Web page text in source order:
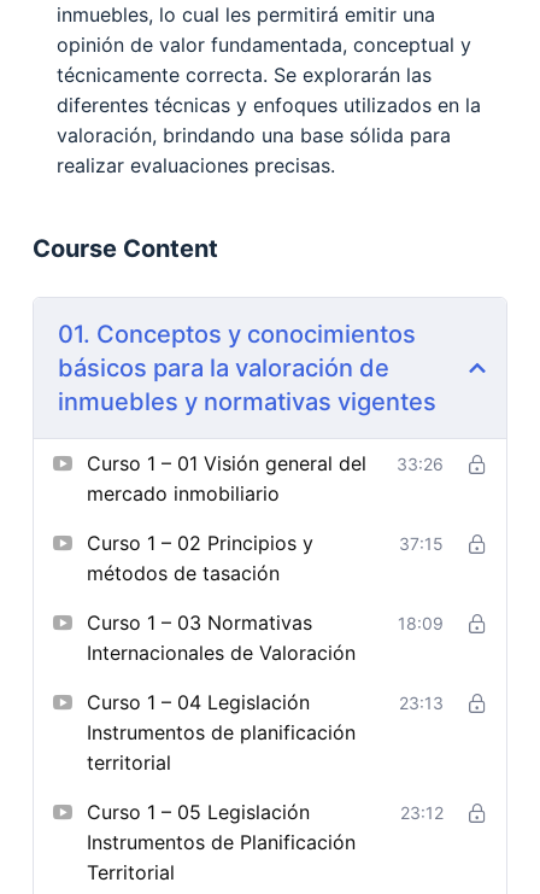
inmuebles, lo cual les permitirá emitir una
opinión de valor fundamentada, conceptual y
técnicamente correcta. Se explorarán las
diferentes técnicas y enfoques utilizados en la
valoración, brindando una base sólida para
realizar evaluaciones precisas.
Course Content
01. Conceptos y conocimientos
básicos para la valoración de
inmuebles y normativas vigentes
Curso 1 – 01 Visión general del
mercado inmobiliario
33:26
Curso 1 – 02 Principios y
métodos de tasación
37:15
Curso 1 – 03 Normativas
Internacionales de Valoración
18:09
Curso 1 – 04 Legislación
Instrumentos de planificación
territorial
23:13
Curso 1 – 05 Legislación
Instrumentos de Planificación
Territorial
23:12